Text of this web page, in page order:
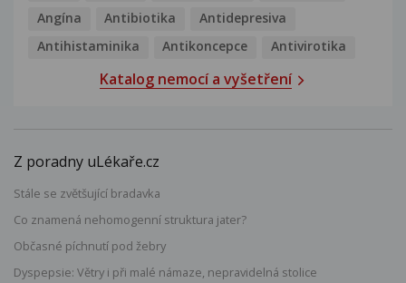
Angína
Antibiotika
Antidepresiva
Antihistaminika
Antikoncepce Antivirotika
Katalog nemocí a vyšetření
Z poradny uLékaře.cz
Stále se zvětšující bradavka
Co znamená nehomogenní struktura jater?
Občasné píchnutí pod žebry
Dyspepsie: Větry i při malé námaze, nepravidelná stolice